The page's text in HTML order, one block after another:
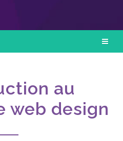
au
web design